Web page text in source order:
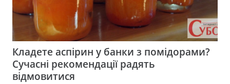
Кладете аспірин у банки з помідорами?
Сучасні рекомендації радять
відмовитися